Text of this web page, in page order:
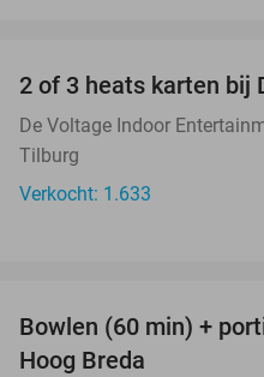
2 of 3 heats karten bij
De Voltage Indoor
Tilburg
Verkocht: 1.633
Bowlen (60 min) +
Hoog Breda